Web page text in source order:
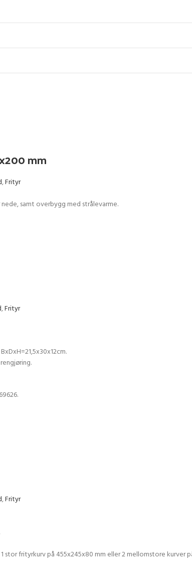
mm
,Frityr
samt overbygg med strålevarme.
,Frityr
,Frityr
stor frityrkurv på 455x245x80 mm eller 2 mellomstore kurver